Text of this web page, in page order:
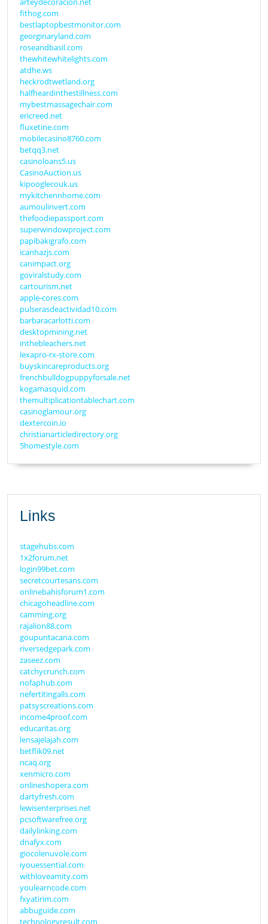
fithog.com
bestlaptopbestmonitor.com
georginaryland.com
roseandbasil.com
thewhitewhitelights.com
atdhe.ws
heckrodtwetland.org
halfheardinthestillness.com
mybestmassagechair.com
ericreed.net
fluxetine.com
mobilecasino8760.com
betqq3.net
casinoloans5.us
CasinoAuction.us
kipooglecouk.us
mykitchennhome.com
aumoulinvert.com
thefoodiepassport.com
superwindowproject.com
papibakigrafo.com
icanhazjs.com
canimpact.org
goviralstudy.com
cartourism.net
apple-cores.com
pulserasdeactividad10.com
barbaracarlotti.com
desktopmining.net
inthebleachers.net
lexapro-rx-store.com
buyskincareproducts.org
frenchbulldogpuppyforsale.net
kogamasquid.com
themultiplicationtablechart.com
casinoglamour.org
dextercoin.io
christianarticledirectory.org
5homestyle.com
Links
stagehubs.com
1x2forum.net
login99bet.com
secretcourtesans.com
onlinebahisforum1.com
chicagoheadline.com
camming.org
rajalion88.com
goupuntacana.com
riversedgepark.com
zaseez.com
catchycrunch.com
nofaphub.com
nefertitingalls.com
patsyscreations.com
income4proof.com
educaritas.org
lensajelajah.com
betflik09.net
ncaq.org
xenmicro.com
onlineshopera.com
dartyfresh.com
lewisenterprises.net
pcsoftwarefree.org
dailylinking.com
dnafyx.com
giocolenuvole.com
iyouessential.com
withloveamity.com
youlearncode.com
fxyatirim.com
abbuguide.com
technologyresult.com